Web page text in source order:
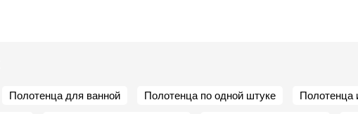
Полотенца для ванной Полотенца по одной штуке Полотенца